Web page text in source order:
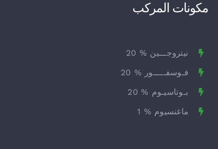
مكونات المركب
نيتروجـــين % 20
فـوسفـــــور % 20
بـوتاسيـوم % 20
ماغنسيوم % 1